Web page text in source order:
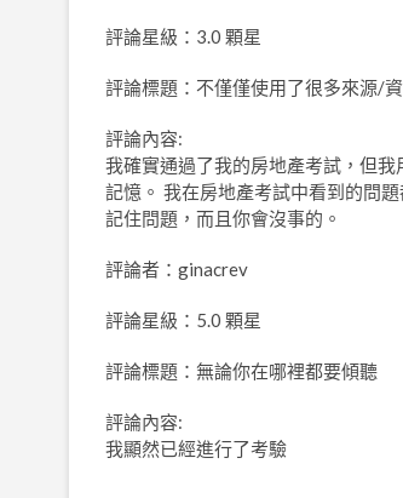
評論星級：3.0 顆星
評論標題：不僅僅使用了很多來源/資
評論內容:
我確實通過了我的房地產考試，但
記憶。 我在房地產考試中看到的問
記住問題，而且你會沒事的。
評論者：ginacrev
評論星級：5.0 顆星
評論標題：無論你在哪裡都要傾聽
評論內容:
我顯然已經進行了考驗